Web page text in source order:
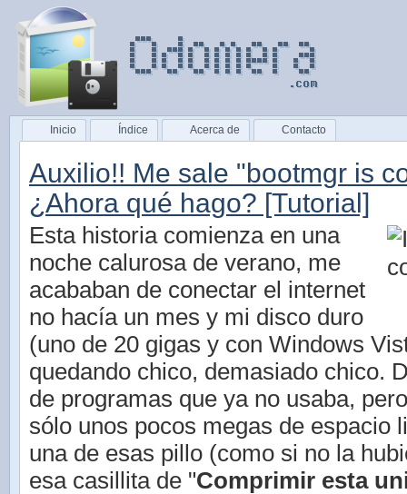
Inicio Índice Acerca de Contacto
Auxilio!! Me sale "bootmgr is
¿Ahora qué hago? [Tutorial]
Esta historia comienza en una
noche calurosa de verano, me
acababan de conectar el internet
no hacía un mes y mi disco duro
(uno de 20 gigas y con Windows
quedando chico, demasiado chico.
de programas que ya no usaba,
sólo unos pocos megas de espacio
una de esas pillo (como si no la
esa casillita de "Comprimir esta